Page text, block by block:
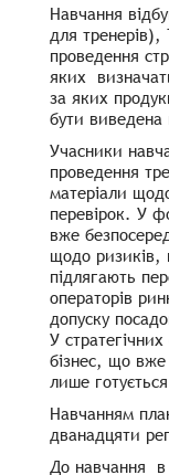
Навчання
для тренерів),
проведення
яких
за яких
бути виведена
Учасники
проведення
матеріали
перевірок. У
вже
щодо ризиків,
підлягають
операторів
допуску
У
бізнес, що
лише
Навчанням
дванадцяти
До навчання в